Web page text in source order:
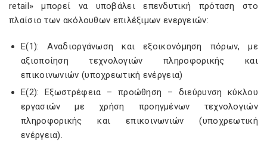
retail» μπορεί να υποβάλει επενδυτική πρόταση στο
πλαίσιο των ακόλουθων επιλέξιμων ενεργειών:
Ε(1): Αναδιοργάνωση και εξοικονόμηση πόρων, με
αξιοποίηση τεχνολογιών πληροφορικής και
επικοινωνιών (υποχρεωτική ενέργεια)
Ε(2): Εξωστρέφεια – προώθηση – διεύρυνση κύκλου
εργασιών με χρήση προηγμένων τεχνολογιών
πληροφορικής και επικοινωνιών (υποχρεωτική
ενέργεια).